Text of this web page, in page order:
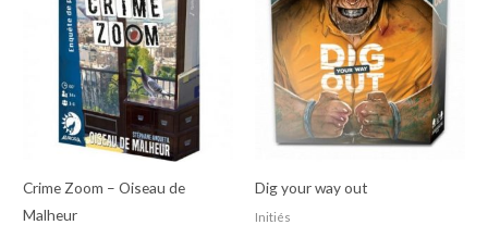
Crime Zoom – Oiseau de
Malheur
Dig your way out
Initiés